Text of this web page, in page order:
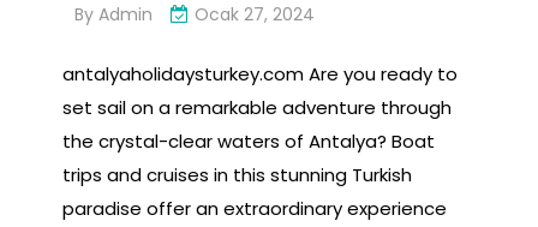
By Admin Ocak 27, 2024
antalyaholidaysturkey.com Are you ready to
set sail on a remarkable adventure through
the crystal-clear waters of Antalya? Boat
trips and cruises in this stunning Turkish
paradise offer an extraordinary experience